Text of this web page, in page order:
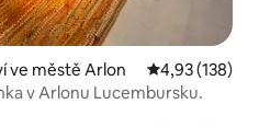
ve městě Arlon Průměrné
4,93 (138)
v Arlonu Lucembursku.